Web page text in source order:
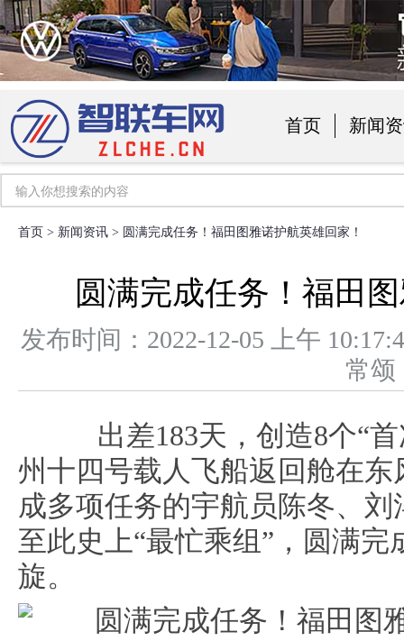
首页 新闻
首页 > 新闻资讯 > 圆满完成任务！福田图雅诺护航英雄回家！
圆满完成任务！福田
发布时间：2022-12-05 上午
常
出差183天，创造8个“首
州十四号载人飞船返回舱在
成多项任务的宇航员陈冬、
至此史上“最忙乘组”，圆满
旋。